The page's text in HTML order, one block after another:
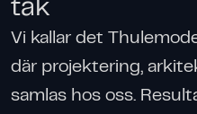
tak
Vi kallar det
där projektering,
samlas hos oss.